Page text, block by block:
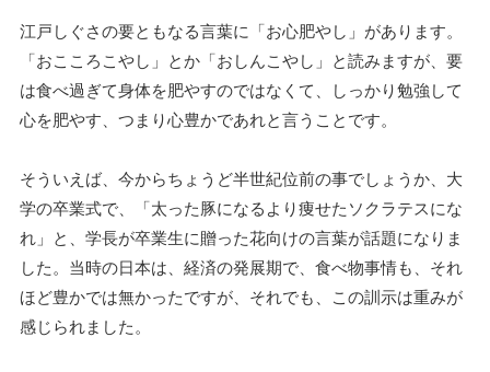
江戸しぐさの要ともなる言葉に「お心肥やし」があります。
「おこころこやし」とか「おしんこやし」と読みますが、要
は食べ過ぎて身体を肥やすのではなくて、しっかり勉強して
心を肥やす、つまり心豊かであれと言うことです。
そういえば、今からちょうど半世紀位前の事でしょうか、大
学の卒業式で、「太った豚になるより痩せたソクラテスにな
れ」と、学長が卒業生に贈った花向けの言葉が話題になりま
した。当時の日本は、経済の発展期で、食べ物事情も、それ
ほど豊かでは無かったですが、それでも、この訓示は重みが
感じられました。